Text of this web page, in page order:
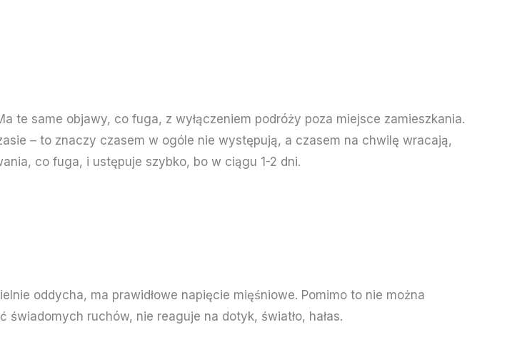
te same objawy, co fuga, z wyłączeniem podróży poza miejsce zamieszkania.
– to znaczy czasem w ogóle nie występują, a czasem na chwilę wracają,
co fuga, i ustępuje szybko, bo w ciągu 1-2 dni.
oddycha, ma prawidłowe napięcie mięśniowe. Pomimo to nie można
ruchów, nie reaguje na dotyk, światło, hałas.